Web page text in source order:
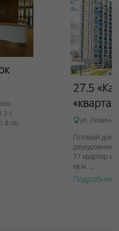
с
по
27.5
ул. Левина,
Готовый дом
77 квартир
кв.м. ...
Подробнее
пользователей сайта